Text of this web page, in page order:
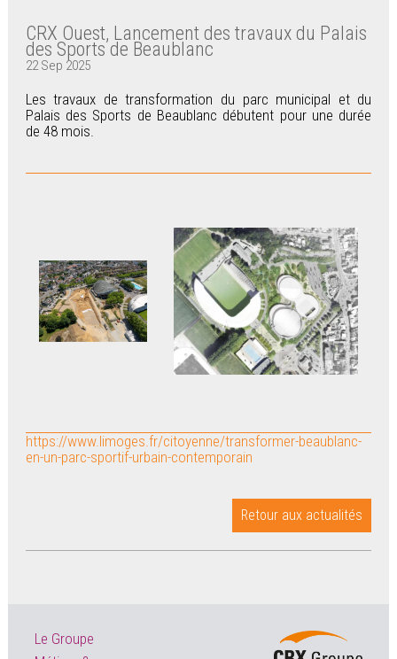
CRX Ouest, Lancement des travaux du Palais
des Sports de Beaublanc
22 Sep 2025
Les travaux de transformation du parc municipal et du
Palais des Sports de Beaublanc débutent pour une durée
de 48 mois.
https://www.limoges.fr/citoyenne/transformer-beaublanc-
en-un-parc-sportif-urbain-contemporain
Retour aux actualités
Le Groupe